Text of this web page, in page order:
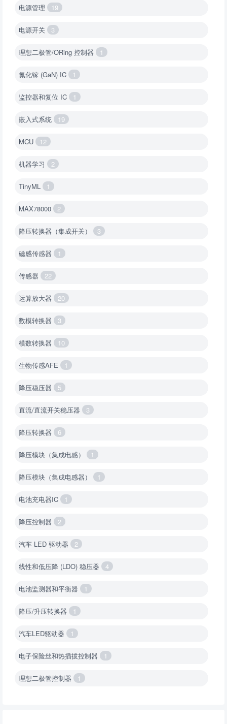
电源管理 19
电源开关 3
理想二极管/ORing 控制器 1
氮化镓 (GaN) IC 1
监控器和复位 IC 1
嵌入式系统 19
MCU 12
机器学习 2
TinyML 1
MAX78000 2
降压转换器（集成开关） 3
磁感传感器 1
传感器 22
运算放大器 20
数模转换器 3
模数转换器 10
生物传感AFE 1
降压稳压器 5
直流/直流开关稳压器 3
降压转换器 6
降压模块（集成电感） 1
降压模块（集成电感器） 1
电池充电器IC 1
降压控制器 2
汽车 LED 驱动器 2
线性和低压降 (LDO) 稳压器 4
电池监测器和平衡器 1
降压/升压转换器 1
汽车LED驱动器 1
电子保险丝和热插拔控制器 1
理想二极管控制器 1